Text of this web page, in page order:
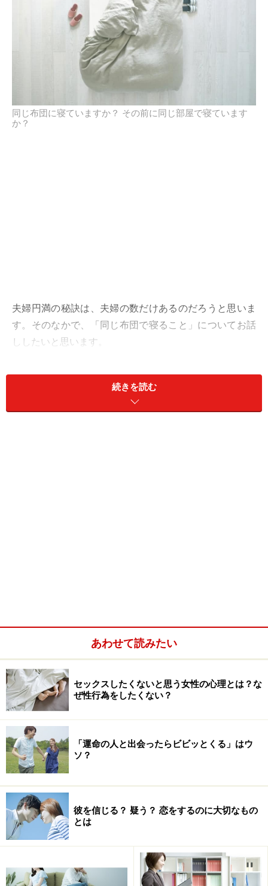
同じ布団に寝ていますか？ その前に同じ部屋で寝ています
か？
夫婦円満の秘訣は、夫婦の数だけあるのだろうと思いま
す。そのなかで、「同じ布団で寝ること」についてお話
ししたいと思います。
その前に、まず夫婦円満の秘訣を集約すると、究極は
「ありがとう」と「ごめんなさい」を伝えること
に「相手を尊重する気持ち」があれば本来は素直に出て
になり、不穏な空気が流れてしまうわけです。
りますよね。
・夫が仕事をして稼ぐのは、当たり前。
・妻が家事や育児をするのは、当たり前。
・女は、家事ができるもの。子どもが好き。
・男は、女を守るべき。妻と子を全面的に支えるもの。
続きを読む
あわせて読みたい
セックスしたくないと思う女性の心理とは？な
ぜ性行為をしたくない？
「運命の人と出会ったらビビッとくる」はウ
ソ？
彼を信じる？ 疑う？ 恋をするのに大切なもの
とは